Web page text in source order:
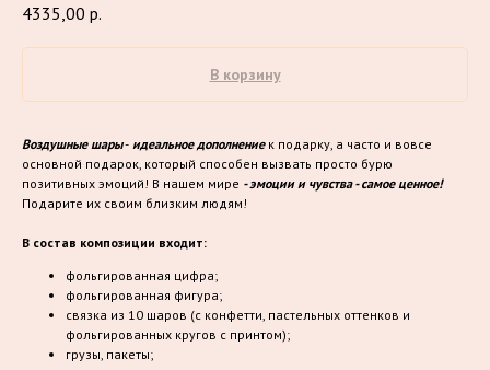
4335,00 р.
В корзину
Воздушные шары- идеальное дополнениек подарку, а часто и вовсе
основной подарок, который способен вызвать просто бурю
позитивных эмоций! В нашем мире - эмоции и чувства - самое ценное!
Подарите их своим близким людям!
В состав композиции входит:
фольгированная цифра;
фольгированная фигура;
связка из 10 шаров (с конфетти, пастельных оттенков и
фольгированных кругов с принтом);
грузы, пакеты;